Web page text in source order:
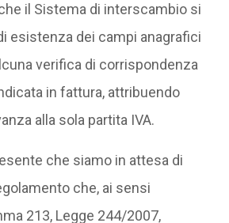
il Sistema di interscambio si
esistenza dei campi anagrafici
verifica di corrispondenza
in fattura, attribuendo
alla sola partita IVA.
che siamo in attesa di
che, ai sensi
213, Legge 244/2007,